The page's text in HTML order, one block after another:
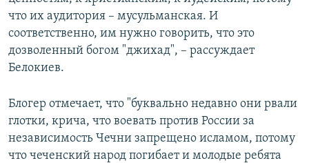
что их аудитория – мусульманская. И
соответственно, им нужно говорить, что это
дозволенный богом "джихад", – рассуждает
Белокиев.
Блогер отмечает, что "буквально недавно они рвали
глотки, крича, что воевать против России за
независимость Чечни запрещено исламом, потому
что чеченский народ погибает и молодые ребята